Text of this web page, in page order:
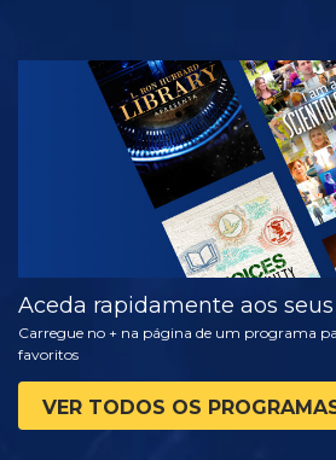
VER
Aceda rapidamente aos
Carregue no + na página de um programa
favoritos
VER TODOS OS